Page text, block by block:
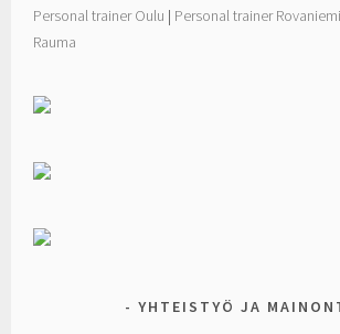
Personal trainer Oulu | Personal trainer Rovaniemi
Rauma
YHTEISTYÖ JA